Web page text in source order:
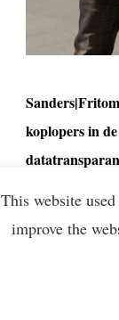
koplopers in
Auteur en bron
De 4e Star
reductie
This website
improve the